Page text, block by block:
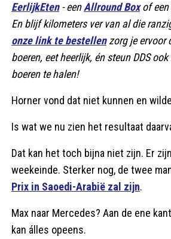
EerlijkEten- eenAllround Boxof een
En blijf kilometers ver van al die
onze link te bestellenzorg je ervoor
boeren, eet heerlijk, én steun DDS
boeren te halen!
Horner vond dat niet kunnen en
Is wat we nu zien het resultaat
Dat kan het toch bijna niet zijn. Er
weekeinde. Sterker nog, de twee
Prix in Saoedi-Arabië zal zijn.
Max naar Mercedes? Aan de ene
kan álles opeens.